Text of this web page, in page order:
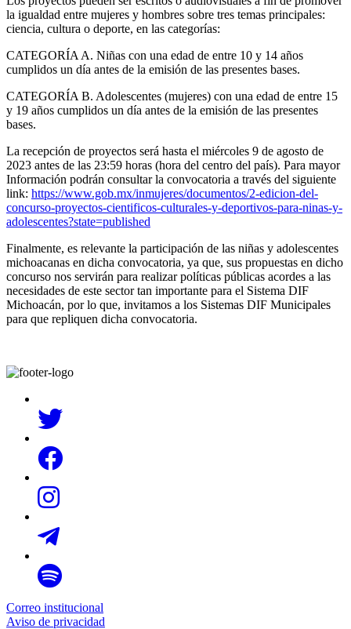
la igualdad entre mujeres y hombres sobre tres temas principales:
ciencia, cultura o deporte, en las categorías:
CATEGORÍA A. Niñas con una edad de entre 10 y 14 años
cumplidos un día antes de la emisión de las presentes bases.
CATEGORÍA B. Adolescentes (mujeres) con una edad de entre 15
y 19 años cumplidos un día antes de la emisión de las presentes
bases.
La recepción de proyectos será hasta el miércoles 9 de agosto de
2023 antes de las 23:59 horas (hora del centro del país). Para mayor
Información podrán consultar la convocatoria a través del siguiente
link: https://www.gob.mx/inmujeres/documentos/2-edicion-del-
concurso-proyectos-cientificos-culturales-y-deportivos-para-ninas-y-
adolescentes?state=published
Finalmente, es relevante la participación de las niñas y adolescentes
michoacanas en dicha convocatoria, ya que, sus propuestas en dicho
concurso nos servirán para realizar políticas públicas acordes a las
necesidades de este sector tan importante para el Sistema DIF
Michoacán, por lo que, invitamos a los Sistemas DIF Municipales
para que repliquen dicha convocatoria.
Correo institucional
Aviso de privacidad